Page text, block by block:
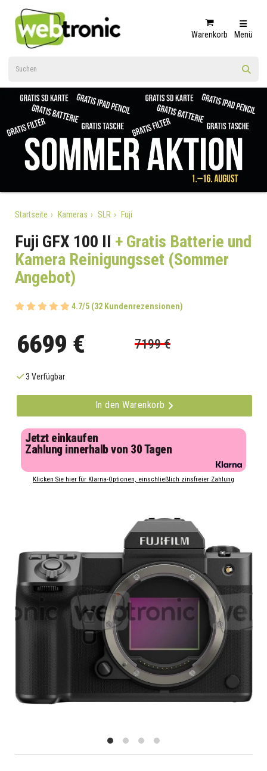
Warenkorb Menü
Startseite Kameras SLR Fuji
Fuji GFX 100 II + Gratis Batterie und
Kamera Reinigungsset (Sommer
Angebot)
4.7/5 (32 Kundenrezensionen)
6699 € 7199 €
3 Verfügbar
In den Warenkorb
Jetzt einkaufen
Zahlung innerhalb von 30 Tagen
Klicken Sie hier für Klarna-Optionen, einschließlich zinsfreier Zahlung